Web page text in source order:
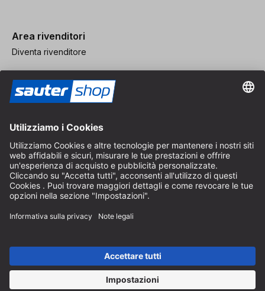
Area rivenditori
Diventa rivenditore
CGV
Protezione dei Dati
Impostazioni dei Cookie
della Germania per pacchi di dimensioni standard, esclusi articoli
A seconda del Paese di consegna, l'IVA può variare al momento del